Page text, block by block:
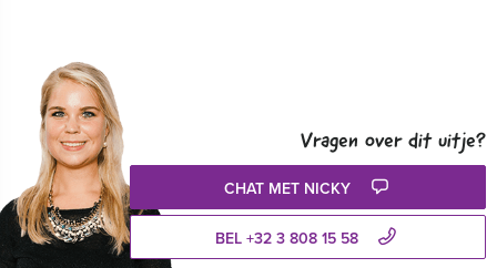
Vragen over dit uitje?
CHAT MET NICKY
BEL +32 3 808 15 58